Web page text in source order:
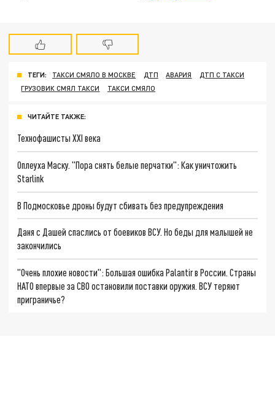
ТЕГИ: ТАКСИ СМЯЛО В МОСКВЕ ДТП АВАРИЯ
ДТП С ТАКСИ
ГРУЗОВИК СМЯЛ ТАКСИ
ТАКСИ СМЯЛО
ЧИТАЙТЕ ТАКЖЕ:
Технофашисты XXI века
Оплеуха Маску. "Пора снять белые перчатки": Как уничтожить
Starlink
В Подмосковье дроны будут сбивать без предупреждения
Даня с Дашей спаслись от боевиков ВСУ. Но беды для малышей не
закончились
"Очень плохие новости": Большая ошибка Palantir в России. Страны
НАТО впервые за СВО остановили поставки оружия. ВСУ теряют
приграничье?